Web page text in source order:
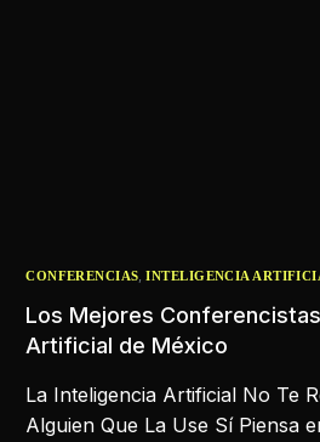
CONFERENCIAS,INTELIGENCIA
Los Mejores
Artificial de México
La Inteligencia Artificial No Te
Alguien Que La Use Sí Piensa